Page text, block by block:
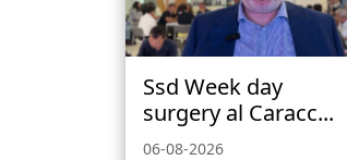
Ssd Week day
surgery al Caracc...
06-08-2026